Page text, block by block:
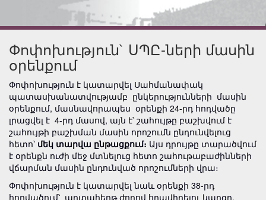
Փոփոխություն` ՍՊԸ-ների մասին
օրենքում
Փոփոխություն է կատարվել Սահմանափակ
պատասխանատվությամբ ընկերությունների մասին
օրենքում, մասնավորապես օրենքի 24-րդ հոդվածը
լրացվել է 4-րդ մասով, այն է՝ շահույթը բաշխվում է
շահույթի բաշխման մասին որոշումն ընդունվելուց
հետո՝ մեկ տարվա ընթացքում։ Այս դրույթը տարածվում
է օրենքն ուժի մեջ մտնելուց հետո շահութաբաժինների
վճարման մասին ընդունված որոշումների վրա։
Փոփոխություն է կատարվել նաև օրենքի 38-րդ
հոդվածում՝ արտահերթ ժողով հրավիրելու կարգը,